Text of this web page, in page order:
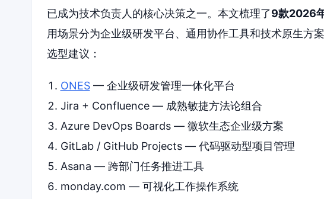
已成为技术负责人的核心决策之一。本文梳理了9款2026
用场景分为企业级研发平台、通用协作工具和技术原生方
选型建议：
ONES— 企业级研发管理一体化平台
Jira + Confluence — 成熟敏捷方法论组合
Azure DevOps Boards — 微软生态企业级方案
GitLab / GitHub Projects — 代码驱动型项目管理
Asana — 跨部门任务推进工具
monday.com — 可视化工作操作系统